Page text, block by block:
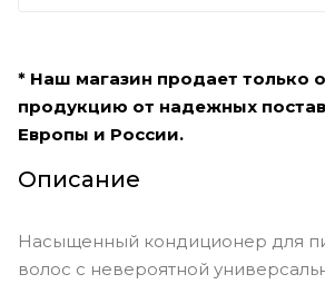
* Наш магазин продает только
продукцию от надежных
Европы и России.
Описание
Насыщенный кондиционер для
волос с невероятной